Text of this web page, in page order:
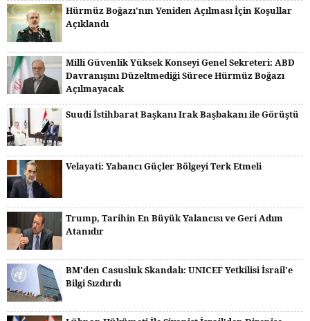
Hürmüz Boğazı'nın Yeniden Açılması İçin Koşullar
Açıklandı
Milli Güvenlik Yüksek Konseyi Genel Sekreteri: ABD
Davranışını Düzeltmediği Sürece Hürmüz Boğazı
Açılmayacak
Suudi İstihbarat Başkanı Irak Başbakanı ile Görüştü
Velayati: Yabancı Güçler Bölgeyi Terk Etmeli
Trump, Tarihin En Büyük Yalancısı ve Geri Adım
Atanıdır
BM'den Casusluk Skandalı: UNICEF Yetkilisi İsrail'e
Bilgi Sızdırdı